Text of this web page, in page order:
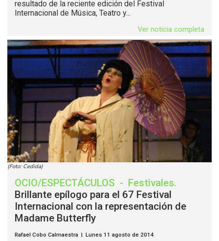
resultado de la reciente edición del Festival
Internacional de Música, Teatro y...
Ver noticia completa
(Foto: Cedida)
OCIO/ESPECTÁCULOS - Festivales.
Brillante epílogo para el 67 Festival
Internacional con la representación de
Madame Butterfly
Rafael Cobo Calmaestra | Lunes 11 agosto de 2014